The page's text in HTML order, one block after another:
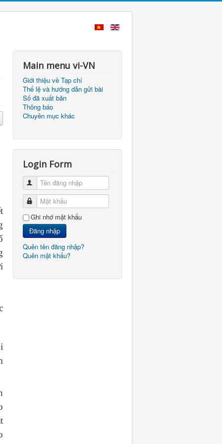
Main menu vi-VN
Giới thiệu về Tạp chí
Thể lệ và hướng dẫn gửi bài
Số đã xuất bản
Thông báo
Chuyên mục khác
Login Form
Tên đăng nhập
Mật khẩu
Ghi nhớ mật khẩu
Đăng nhập
Quên tên đăng nhập?
Quên mật khẩu?